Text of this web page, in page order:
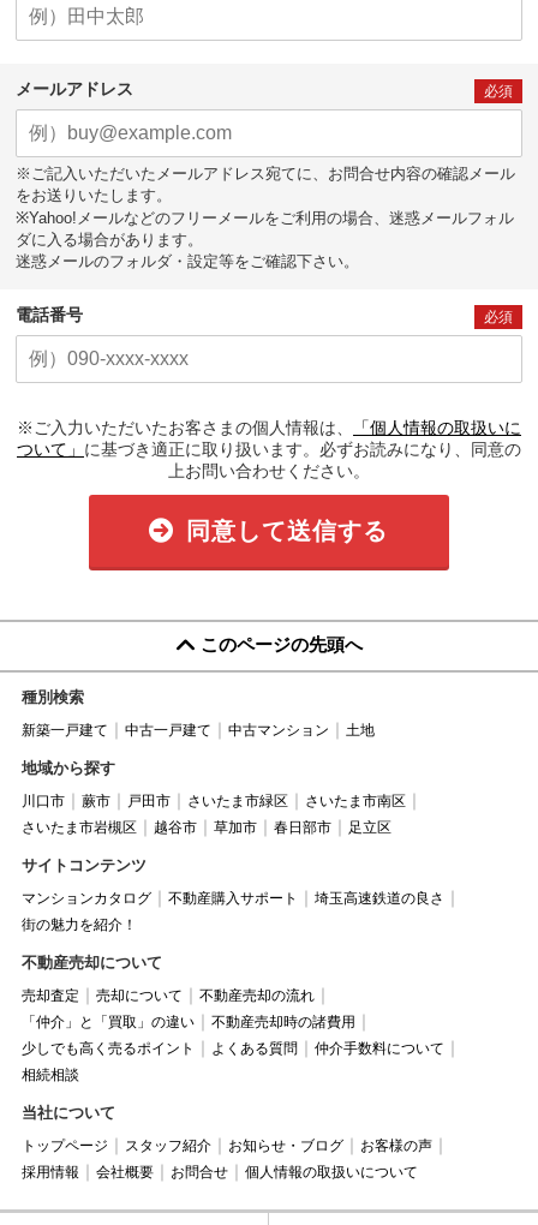
メールアドレス 必須
※ご記入いただいたメールアドレス宛てに、お問合せ内容の確認メール
をお送りいたします。
※Yahoo!メールなどのフリーメールをご利用の場合、迷惑メールフォル
ダに入る場合があります。
迷惑メールのフォルダ・設定等をご確認下さい。
電話番号 必須
※ご入力いただいたお客さまの個人情報は、
「個人情報の取扱いに
ついて」 に基づき適正に取り扱います。必ずお読みになり、同意の
上お問い合わせください。
同意して送信する
このページの先頭へ
種別検索
新築一戸建て 中古一戸建て 中古マンション 土地
地域から探す
川口市 蕨市 戸田市 さいたま市緑区
さいたま市南区
さいたま市岩槻区
越谷市 草加市 春日部市 足立区
サイトコンテンツ
マンションカタログ 不動産購入サポート
埼玉高速鉄道の良さ
街の魅力を紹介！
不動産売却について
売却査定 売却について
不動産売却の流れ
「仲介」と「買取」の違い
不動産売却時の諸費用
少しでも高く売るポイント
よくある質問
仲介手数料について
相続相談
当社について
トップページ スタッフ紹介 お知らせ・ブログ
お客様の声
採用情報
会社概要 お問合せ 個人情報の取扱いについて